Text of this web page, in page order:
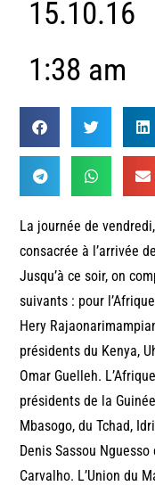
15.10.16
1:38 am
La journée de
consacrée à l’arrivée
Jusqu’à ce soir, on
suivants : pour
Hery
présidents du Kenya,
Omar Guelleh.
présidents de la
Mbasogo, du Tchad,
Denis Sassou
Carvalho. L’Union du